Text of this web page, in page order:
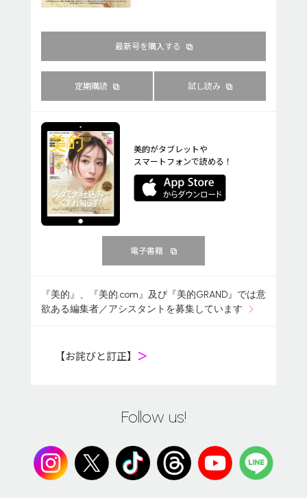
最新号を購入する
定期購読 試し読み
美的がタブレットや
スマートフォンで読める！
電子書籍
『美的』、『美的.com』及び『美的GRAND』では意
欲ある編集者／アシスタントを募集しています
【お詫びと訂正】 ＞
Follow us!